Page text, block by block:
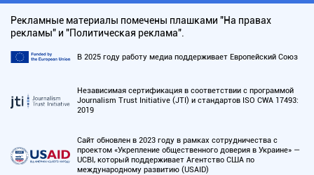
Рекламные материалы помечены плашками "На правах
рекламы" и "Политическая реклама".
В 2025 году работу медиа поддерживает Европейский Союз
Независимая сертификация в соответствии с программой
Journalism Trust Initiative (JTI) и стандартов ISO CWA 17493:
2019
Сайт обновлен в 2023 году в рамках сотрудничества с
проектом «Укрепление общественного доверия в Украине» —
UCBI, который поддерживает Агентство США по
международному развитию (USAID)